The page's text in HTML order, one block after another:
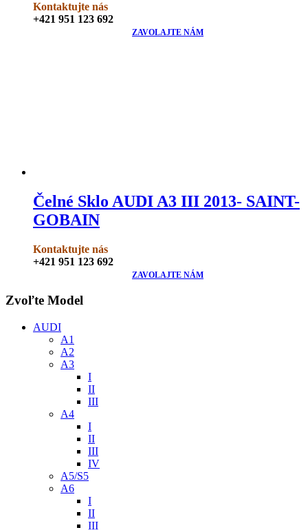
Kontaktujte nás
+421 951 123 692
ZAVOLAJTE NÁM
Čelné Sklo AUDI A3 III 2013- SAINT-
GOBAIN
Kontaktujte nás
+421 951 123 692
ZAVOLAJTE NÁM
Zvoľte Model
AUDI
A1
A2
A3
I
II
III
A4
I
II
III
IV
A5/S5
A6
I
II
III